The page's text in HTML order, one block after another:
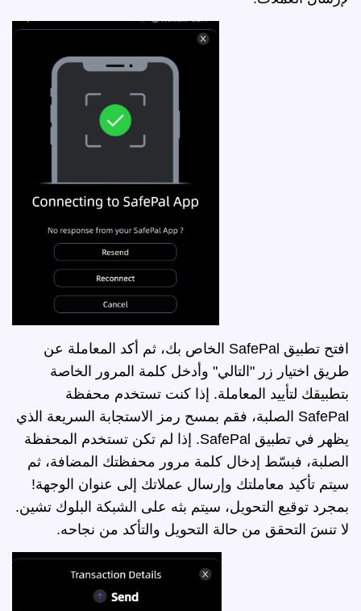
افتح تطبيق SafePal الخاص بك، ثم أكد المعاملة عن
طريق اختيار زر "التالي" وأدخل كلمة المرور الخاصة
بتطبيقك لتأييد المعاملة. إذا كنت تستخدم محفظة
SafePal الصلبة، فقم بمسح رمز الاستجابة السريعة الذي
يظهر في تطبيق SafePal. إذا لم تكن تستخدم المحفظة
الصلبة، فبسّط إدخال كلمة مرور محفظتك المضافة، ثم
سيتم تأكيد معاملتك وإرسال عملاتك إلى عنوان الوجهة!
بمجرد توقيع التحويل، سيتم بثه على الشبكة البلوك تشين.
لا تنسَ التحقق من حالة التحويل والتأكد من نجاحه.